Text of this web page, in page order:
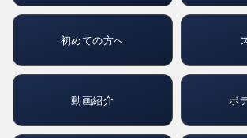
初めての方へ
動画紹介 ボ